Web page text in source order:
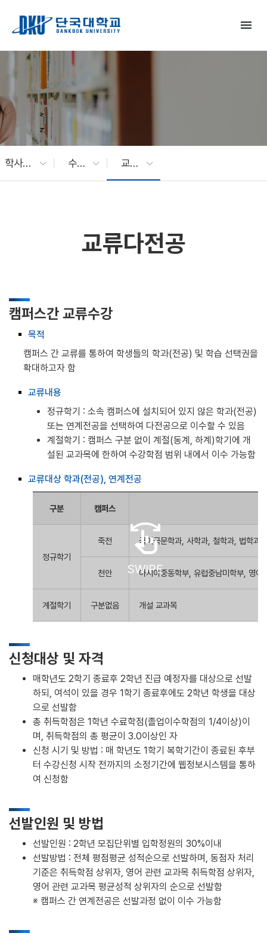
menu
학사지원 수업ㆍ전공 교류다전공
교류다전공
캠퍼스간 교류수강
목적
캠퍼스 간 교류를 통하여 학생들의 학과(전공) 및 학습 선택권을
확대하고자 함
교류내용
정규학기 : 소속 캠퍼스에 설치되어 있지 않은 학과(전공)
또는 연계전공을 선택하여 다전공으로 이수할 수 있음
계절학기 : 캠퍼스 구분 없이 계절(동계, 하계)학기에 개
설된 교과목에 한하여 수강학점 범위 내에서 이수 가능함
교류대상 학과(전공), 연계전공
swipe
SWIPE
구분 캠퍼스
정규학기
죽전 국어국문학과, 사학과, 철학과, 법학과,
천안 아시아중동학부, 유럽중남미학부, 영
계절학기 구분없음 개설 교과목
신청대상 및 자격
매학년도 2학기 종료후 2학년 진급 예정자를 대상으로 선발
하되, 여석이 있을 경우 1학기 종료후에도 2학년 학생을 대상
으로 선발함
총 취득학점은 1학년 수료학점(졸업이수학점의 1/4이상)이
며, 취득학점의 총 평균이 3.0이상인 자
신청 시기 및 방법 : 매 학년도 1학기 복학기간이 종료된 후부
터 수강신청 시작 전까지의 소정기간에 웹정보시스템을 통하
여 신청함
선발인원 및 방법
선발인원 : 2학년 모집단위별 입학정원의 30%이내
선발방법 : 전체 평점평균 성적순으로 선발하며, 동점자 처리
기준은 취득학점 상위자, 영어 관련 교과목 취득학점 상위자,
영어 관련 교과목 평균성적 상위자의 순으로 선발함
※ 캠퍼스 간 연계전공은 선발과정 없이 이수 가능함